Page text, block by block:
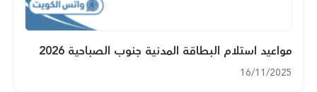
مواعيد استلام البطاقة المدنية جنوب الصباحية 2026
16/11/2025